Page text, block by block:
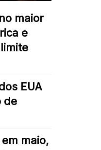
maior
e
EUA
de
maio,